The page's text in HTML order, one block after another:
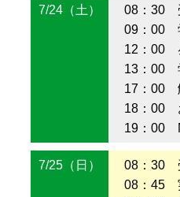
7/24（土）
08：30
09：00
12：00
13：00
17：00
18：00
19：00
7/25（日）
08：30
08：45